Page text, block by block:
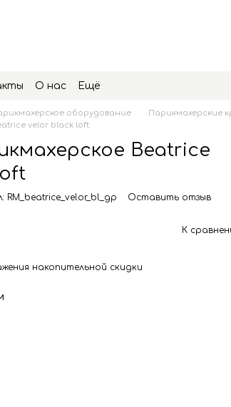
О нас Ещё
оборудование
Парикмахерские
velor black loft
Beatrice
RM_beatrice_velor_bl_gp Оставить отзыв
К
накопительной скидки